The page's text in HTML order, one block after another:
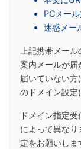
PCメー
迷惑メー
上記携帯メー
案内メールが届
届いていない
のドメイン設定
ドメイン指定
によって異な
定をお願いしま